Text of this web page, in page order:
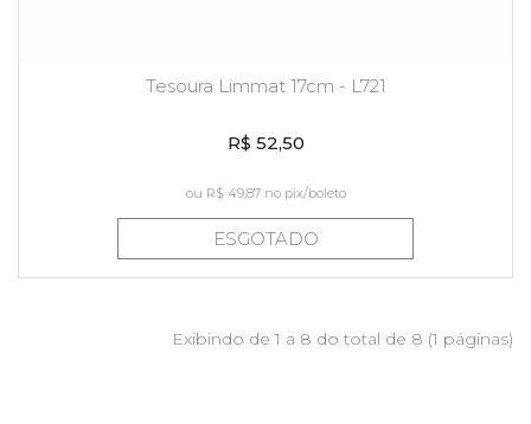
Tesoura Limmat 17cm - L721
R$ 52,50
ou R$ 49,87no pix/boleto
ESGOTADO
Exibindo de 1 a 8 do total de 8 (1 páginas)